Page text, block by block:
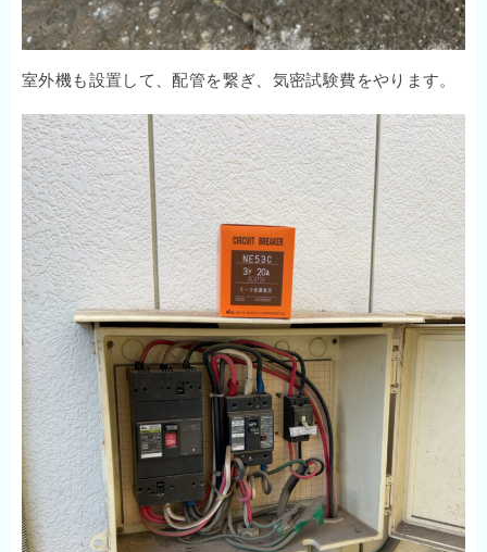
室外機も設置して、配管を繋ぎ、気密試験費をやります。